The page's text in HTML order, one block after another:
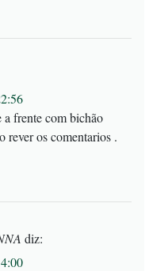
frente com bichão
rever os comentarios .
diz: